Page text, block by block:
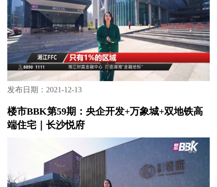
发布日期：2021-12-13
楼市BBK第59期：央企开发+万象城+双地铁高
端住宅｜长沙悦府